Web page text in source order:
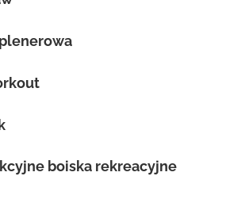
boiska rekreacyjne